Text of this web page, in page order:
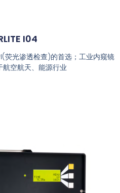
I04
荧光渗透检查)的首选；工业内窥镜
空航天、能源行业